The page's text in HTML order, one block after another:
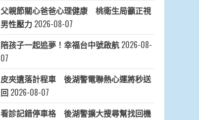
父親節關心爸爸心理健康 桃衛生局籲正視
男性壓力 2026-08-07
陪孩子一起追夢！幸福台中號啟航 2026-08-
07
皮夾遺落計程車 後湖警電聯熱心運將秒送
回 2026-08-07
看診記錯停車格 後湖警擴大搜尋幫找回機